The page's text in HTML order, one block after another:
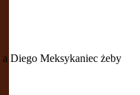
a Diego Meksykaniec żeby